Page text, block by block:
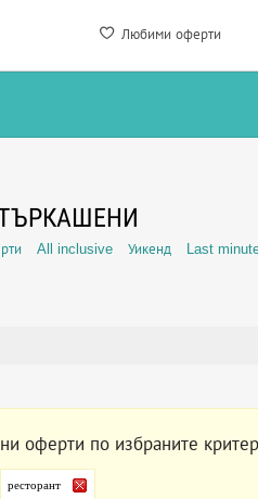
Любими оферти
All inclusive Уикенд Last
оферти по избраните
ресторант